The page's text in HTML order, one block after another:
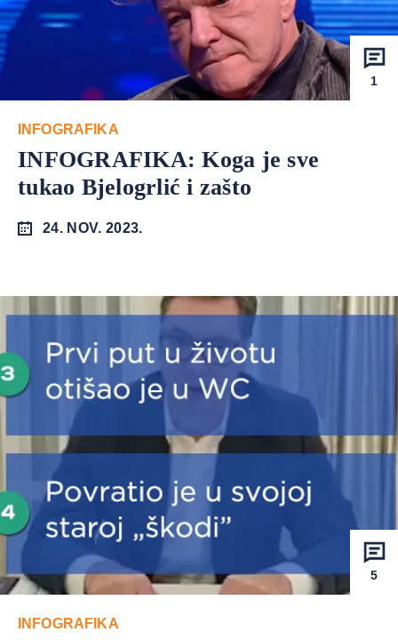
1
INFOGRAFIKA
INFOGRAFIKA: Koga je sve
tukao Bjelogrlić i zašto
24. NOV. 2023.
5
INFOGRAFIKA